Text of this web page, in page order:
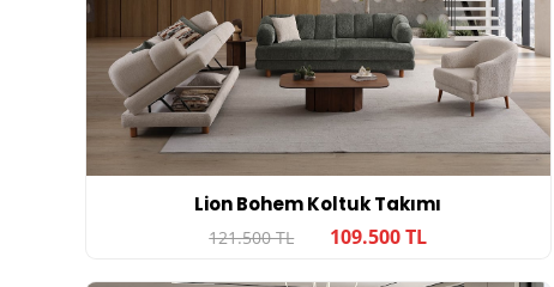
Lion Bohem Koltuk Takımı
121.500 TL 109.500 TL